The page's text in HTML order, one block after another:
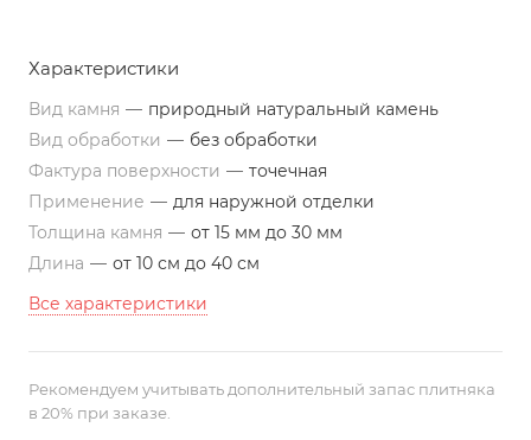
Характеристики
Вид камня — природный натуральный камень
Вид обработки — без обработки
Фактура поверхности — точечная
Применение — для наружной отделки
Толщина камня — от 15 мм до 30 мм
Длина — от 10 см до 40 см
Все характеристики
Рекомендуем учитывать дополнительный запас плитняка
в 20% при заказе.